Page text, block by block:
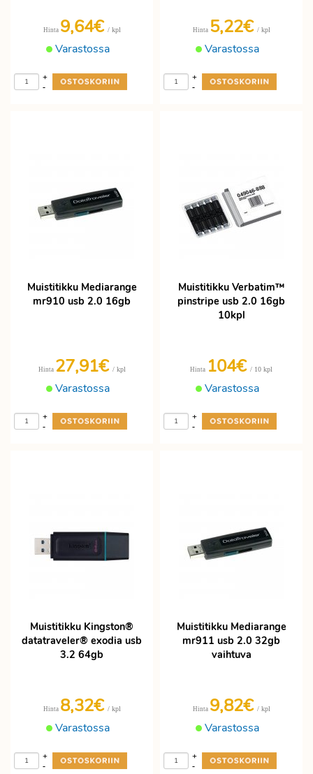
Varastossa
Hinta 9,64€ / kpl
-
+
Varastossa
Hinta 5,22€ / kpl
-
+
Muistitikku Mediarange
mr910 usb 2.0 16gb
Varastossa
Hinta 27,91€ / kpl
-
+
Muistitikku Verbatim™
pinstripe usb 2.0 16gb
10kpl
Varastossa
Hinta 104€ / 10 kpl
-
+
Muistitikku Kingston®
datatraveler® exodia usb
3.2 64gb
Varastossa
Hinta 8,32€ / kpl
-
+
Muistitikku Mediarange
mr911 usb 2.0 32gb
vaihtuva
Varastossa
Hinta 9,82€ / kpl
-
+